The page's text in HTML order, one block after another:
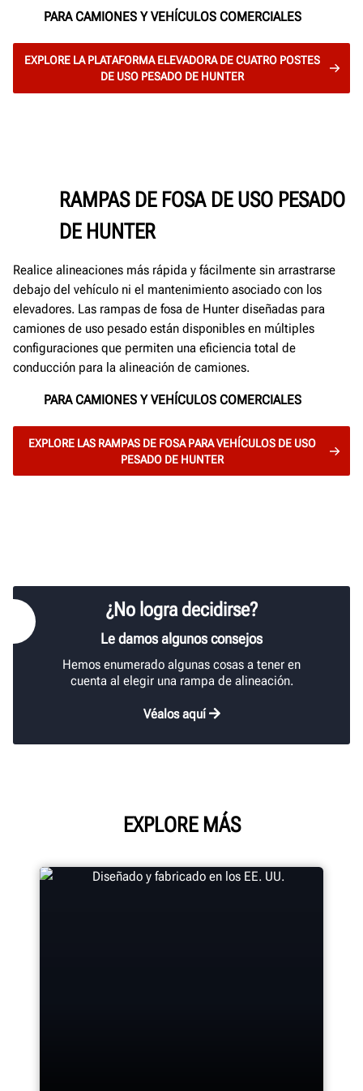
PARA CAMIONES Y VEHÍCULOS COMERCIALES
EXPLORE LA PLATAFORMA ELEVADORA DE CUATRO POSTES
DE USO PESADO DE HUNTER
RAMPAS DE FOSA DE USO PESADO
DE HUNTER
Realice alineaciones más rápida y fácilmente sin arrastrarse
debajo del vehículo ni el mantenimiento asociado con los
elevadores. Las rampas de fosa de Hunter diseñadas para
camiones de uso pesado están disponibles en múltiples
configuraciones que permiten una eficiencia total de
conducción para la alineación de camiones.
PARA CAMIONES Y VEHÍCULOS COMERCIALES
EXPLORE LAS RAMPAS DE FOSA PARA VEHÍCULOS DE USO
PESADO DE HUNTER
¿No logra decidirse?
Le damos algunos consejos
Hemos enumerado algunas cosas a tener en
cuenta al elegir una rampa de alineación.
Véalos aquí
EXPLORE MÁS